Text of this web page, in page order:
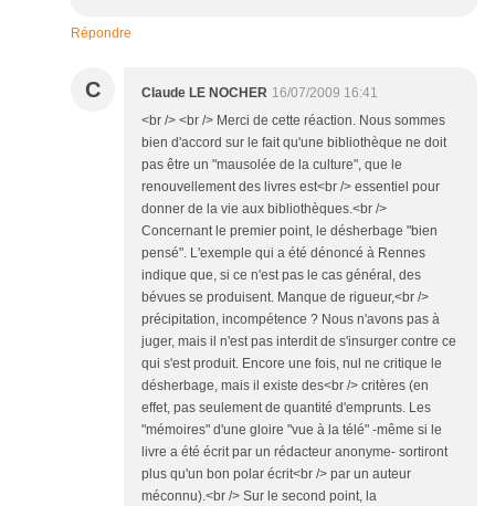
Répondre
C Claude LE NOCHER 16/07/2009 16:41
<br /> <br /> Merci de cette réaction. Nous sommes
bien d'accord sur le fait qu'une bibliothèque ne doit
pas être un "mausolée de la culture", que le
renouvellement des livres est<br /> essentiel pour
donner de la vie aux bibliothèques.<br />
Concernant le premier point, le désherbage "bien
pensé". L'exemple qui a été dénoncé à Rennes
indique que, si ce n'est pas le cas général, des
bévues se produisent. Manque de rigueur,<br />
précipitation, incompétence ? Nous n'avons pas à
juger, mais il n'est pas interdit de s'insurger contre ce
qui s'est produit. Encore une fois, nul ne critique le
désherbage, mais il existe des<br /> critères (en
effet, pas seulement de quantité d'emprunts. Les
"mémoires" d'une gloire "vue à la télé" -même si le
livre a été écrit par un rédacteur anonyme- sortiront
plus qu'un bon polar écrit<br /> par un auteur
méconnu).<br /> Sur le second point, la